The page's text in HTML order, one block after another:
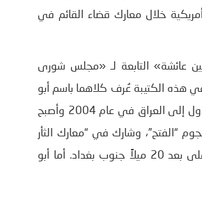
أمريكية خلال معارك قضاء القائم في
عائشة» التابعة لـ «مجلس شورى
في هذه الكتيبة عُرف كلاهما باسم أبو
أسامة التونسي مصرعهما في تموز/يوليو 2006 وأيلول/سبتمبر 2007 على التوالي. وجاء الأول إلى العراق في عام 2004 وأصبح
“الفتح”، وشارك في “معارك الثأر
السني” و “هجمات مكافحة الإرهاب”. وقُتل في غارات جوية أمريكية على بلدة اليوسفية على بعد 20 ميلاً جنوب بغداد. أما أبو